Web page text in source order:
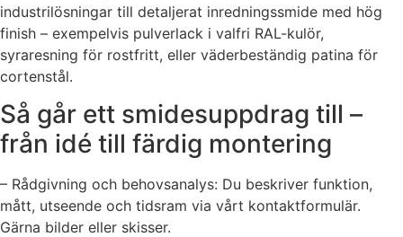
industrilösningar till detaljerat inredningssmide med hög
finish – exempelvis pulverlack i valfri RAL-kulör,
syraresning för rostfritt, eller väderbeständig patina för
cortenstål.
Så går ett smidesuppdrag till –
från idé till färdig montering
– Rådgivning och behovsanalys: Du beskriver funktion,
mått, utseende och tidsram via vårt kontaktformulär.
Gärna bilder eller skisser.